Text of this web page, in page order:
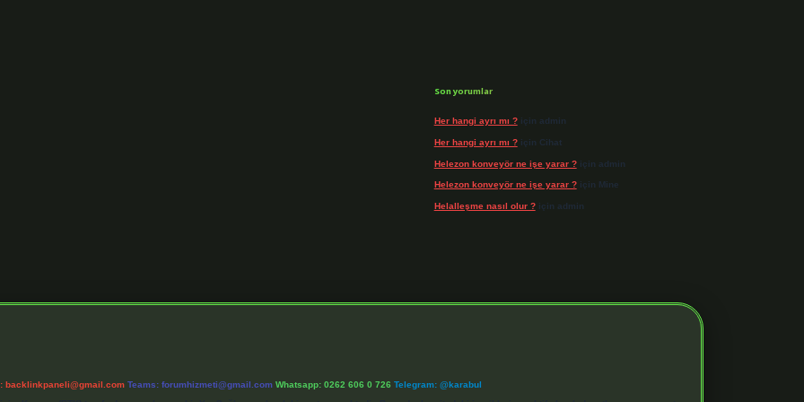
Son yorumlar
Her hangi ayrı mı ?için admin
Her hangi ayrı mı ?için Cihat
Helezon konveyör ne işe yarar ?için admin
Helezon konveyör ne işe yarar ?için Mine
Helalleşme nasıl olur ?için admin
backlinkpaneli@gmail.com Teams: forumhizmeti@gmail.com Whatsapp: 0262 606 0 726 Telegram: @karabul